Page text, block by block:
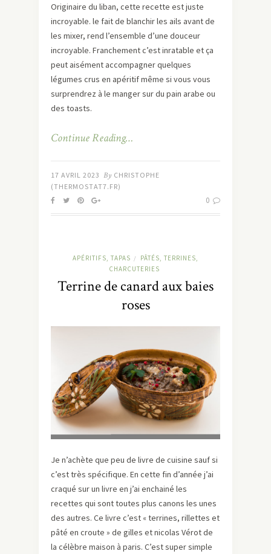
Originaire du liban, cette recette est juste
incroyable. le fait de blanchir les ails avant de
les mixer, rend l’ensemble d’une douceur
incroyable. Franchement c’est inratable et ça
peut aisément accompagner quelques
légumes crus en apéritif même si vous vous
surprendrez à le manger sur du pain arabe ou
des toasts.
Continue Reading…
17 AVRIL 2023 By CHRISTOPHE
(THERMOSTAT7.FR)
0
APÉRITIFS, TAPAS /
PÂTÉS, TERRINES,
CHARCUTERIES
Terrine de canard aux baies
roses
Je n’achète que peu de livre de cuisine sauf si
c’est très spécifique. En cette fin d’année j’ai
craqué sur un livre en j’ai enchainé les
recettes qui sont toutes plus canons les unes
des autres. Ce livre c’est « terrines, rillettes et
pâté en croute » de gilles et nicolas Vérot de
la célèbre maison à paris. C’est super simple